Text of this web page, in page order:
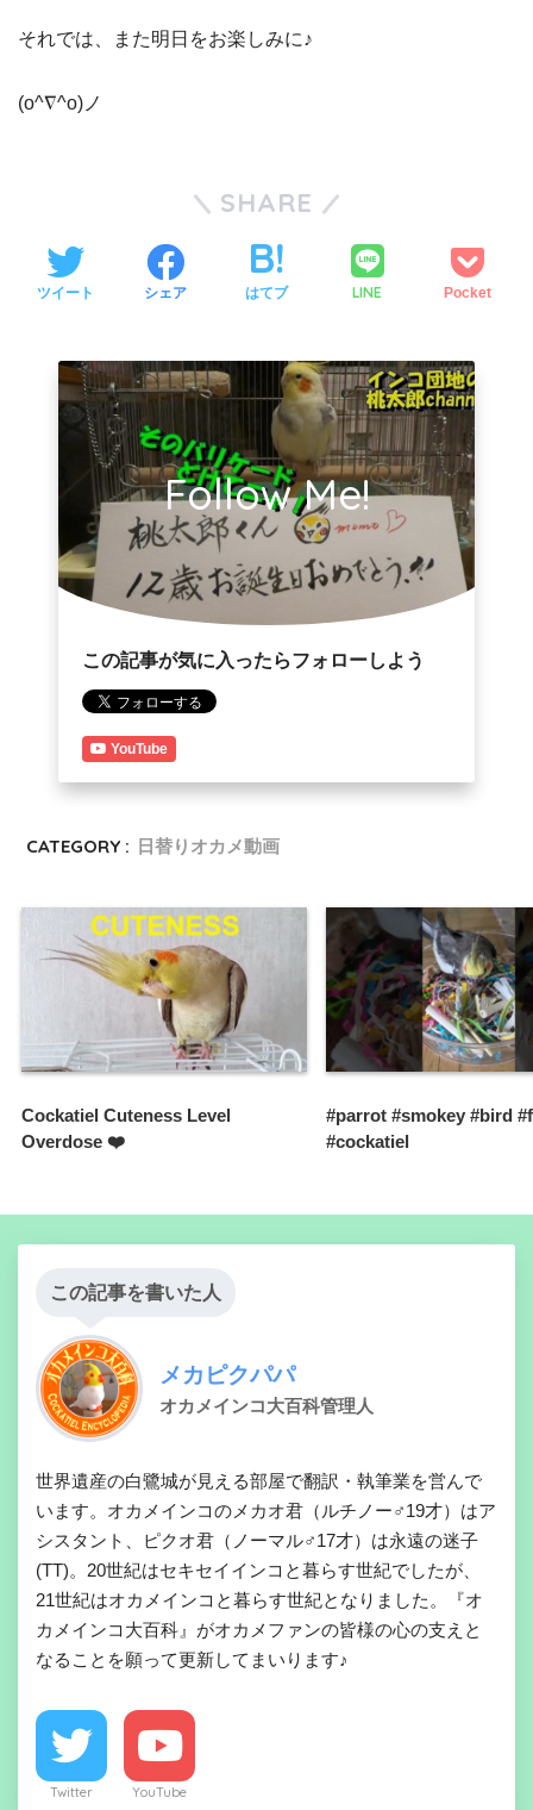
それでは、また明日をお楽しみに♪
(o^∇^o)ノ
SHARE
ツイート シェア はてブ LINE Pocket
Follow Me!
この記事が気に入ったらフォローしよう
YouTube
CATEGORY : 日替りオカメ動画
Cockatiel Cuteness Level
Overdose ❤️
#parrot #smokey #bird
#cockatiel
この記事を書いた人
メカピクパパ
オカメインコ大百科管理人
世界遺産の白鷺城が見える部屋で翻訳・執筆業を営んで
います。オカメインコのメカオ君（ルチノー♂19才）はア
シスタント、ピクオ君（ノーマル♂17才）は永遠の迷子
(TT)。20世紀はセキセイインコと暮らす世紀でしたが、
21世紀はオカメインコと暮らす世紀となりました。『オ
カメインコ大百科』がオカメファンの皆様の心の支えと
なることを願って更新してまいります♪
Twitter YouTube